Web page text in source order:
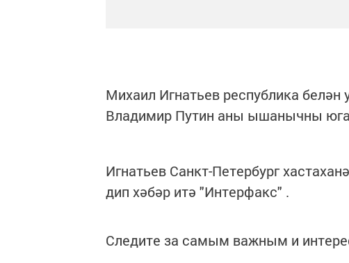
Михаил Игнатьев республика белән
Владимир Путин аны ышанычны
Игнатьев Санкт-Петербург
дип хәбәр итә "Интерфакс" .
Следите за самым важным и